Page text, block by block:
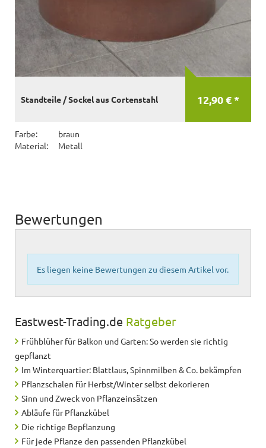
12,90 € *
Standteile / Sockel aus Cortenstahl
Farbe:
braun
Material:
Metall
Bewertungen
Es liegen keine Bewertungen zu diesem Artikel vor.
Eastwest-Trading.de Ratgeber
Frühblüher für Balkon und Garten: So werden sie richtig
gepflanzt
Im Winterquartier: Blattlaus, Spinnmilben & Co. bekämpfen
Pflanzschalen für Herbst/Winter selbst dekorieren
Sinn und Zweck von Pflanzeinsätzen
Abläufe für Pflanzkübel
Die richtige Bepflanzung
Für jede Pflanze den passenden Pflanzkübel